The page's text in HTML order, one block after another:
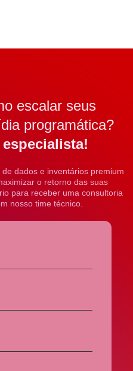
escalar seus
programática?
dados e inventários premium
o retorno das suas
para receber uma consultoria
nosso time técnico.